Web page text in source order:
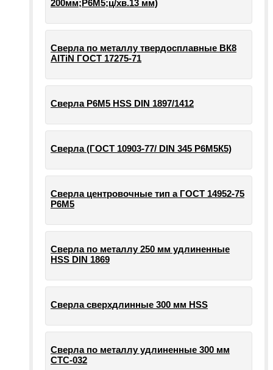
200мм;Р6М5;ц/хв.13 мм)
Сверла по металлу твердосплавные ВК8
AlTiN ГОСТ 17275-71
Сверла Р6М5 HSS DIN 1897/1412
Сверла (ГОСТ 10903-77/ DIN 345 Р6М5К5)
Сверла центровочные тип а ГОСТ 14952-75
Р6М5
Сверла по металлу 250 мм удлиненные
HSS DIN 1869
Сверла сверхдлинные 300 мм HSS
Сверла по металлу удлиненные 300 мм
СТС-032